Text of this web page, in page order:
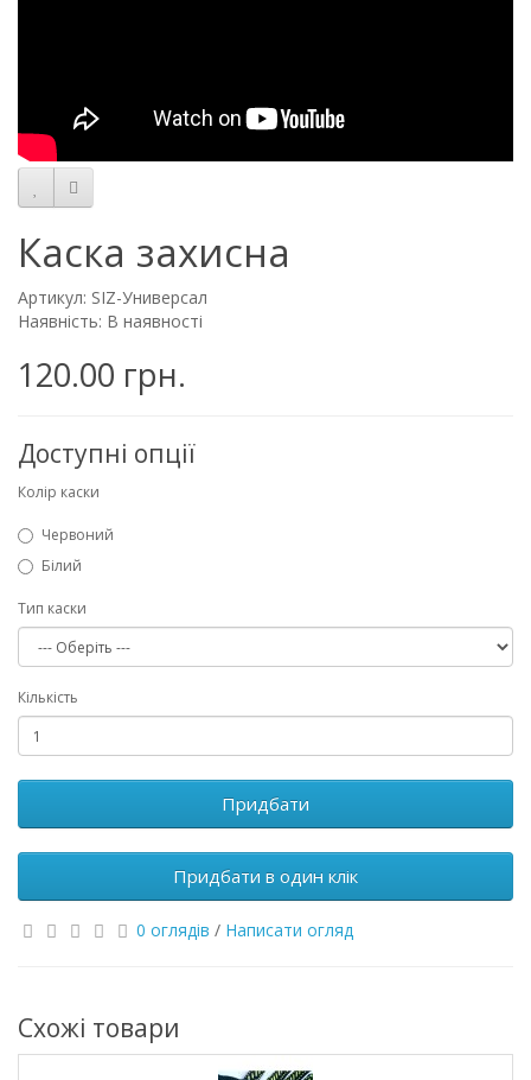
Каска захисна
Артикул: SIZ-Универсал
Наявність: В наявності
120.00 грн.
Доступні опції
Колір каски
Червоний
Білий
Тип каски
Кількість
Придбати
Придбати в один клік
0 оглядів / Написати огляд
Схожі товари